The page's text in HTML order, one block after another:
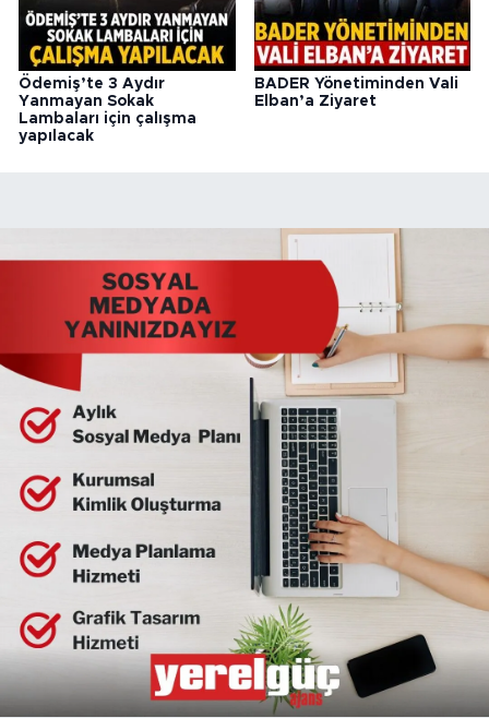
Ödemiş’te 3 Aydır
Yanmayan Sokak
Lambaları için çalışma
yapılacak
BADER Yönetiminden Vali
Elban’a Ziyaret